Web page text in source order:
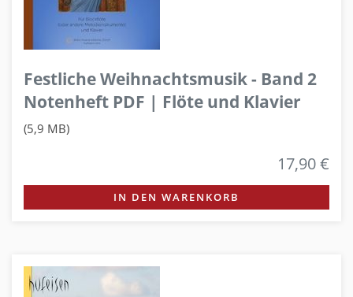
Festliche Weihnachtsmusik - Band 2
Notenheft PDF | Flöte und Klavier
(5,9 MB)
17,90 €
IN DEN WARENKORB